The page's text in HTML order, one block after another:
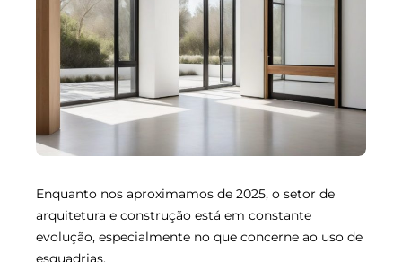
Enquanto nos aproximamos de 2025, o setor de
arquitetura e construção está em constante
evolução, especialmente no que concerne ao uso de
esquadrias.